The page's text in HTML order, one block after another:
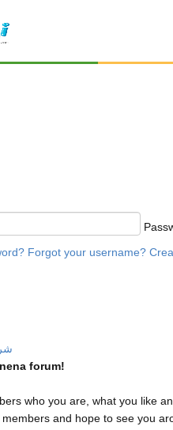
Forgot your username?
forum!
who you are, what you like
and hope to see you